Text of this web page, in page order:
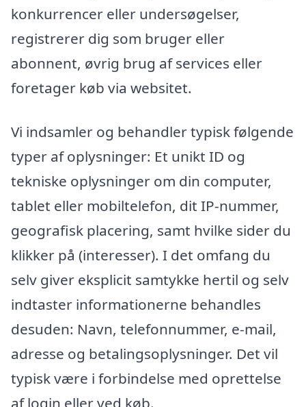
konkurrencer eller undersøgelser,
registrerer dig som bruger eller
abonnent, øvrig brug af services eller
foretager køb via websitet.
Vi indsamler og behandler typisk følgende
typer af oplysninger: Et unikt ID og
tekniske oplysninger om din computer,
tablet eller mobiltelefon, dit IP-nummer,
geografisk placering, samt hvilke sider du
klikker på (interesser). I det omfang du
selv giver eksplicit samtykke hertil og selv
indtaster informationerne behandles
desuden: Navn, telefonnummer, e-mail,
adresse og betalingsoplysninger. Det vil
typisk være i forbindelse med oprettelse
af login eller ved køb.